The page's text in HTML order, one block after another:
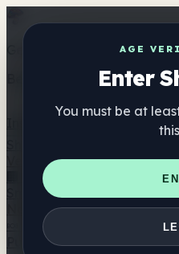
AGE
Enter
You must be at
Get the ShrooMap app
Better than mobile web —
Verzeichnis
🏢 Markenverzeichnis
📍
Smartshop-Finder
Nahrungsergänzung
🍬 Pilz-Gummis
💊 Pilz-
☕ Pilz-Kaffee 🍫